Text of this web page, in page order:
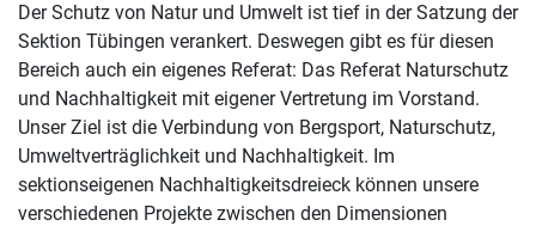
Der Schutz von Natur und Umwelt ist tief in der Satzung der
Sektion Tübingen verankert. Deswegen gibt es für diesen
Bereich auch ein eigenes Referat: Das Referat Naturschutz
und Nachhaltigkeit mit eigener Vertretung im Vorstand.
Unser Ziel ist die Verbindung von Bergsport, Naturschutz,
Umweltverträglichkeit und Nachhaltigkeit. Im
sektionseigenen Nachhaltigkeitsdreieck können unsere
verschiedenen Projekte zwischen den Dimensionen